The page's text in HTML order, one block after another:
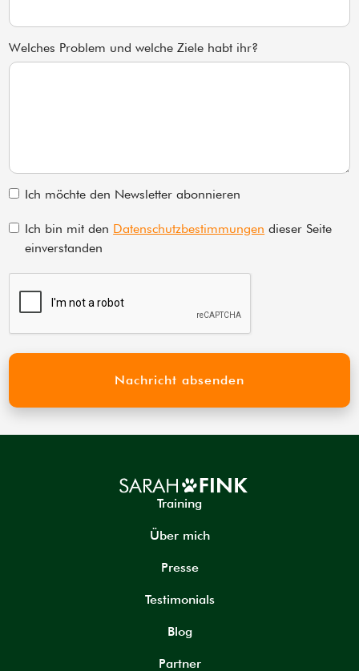
Welches Problem und welche Ziele habt ihr?
Ich möchte den Newsletter abonnieren
Ich bin mit den Datenschutzbestimmungen dieser Seite
einverstanden
Training
Über mich
Presse
Testimonials
Blog
Partner